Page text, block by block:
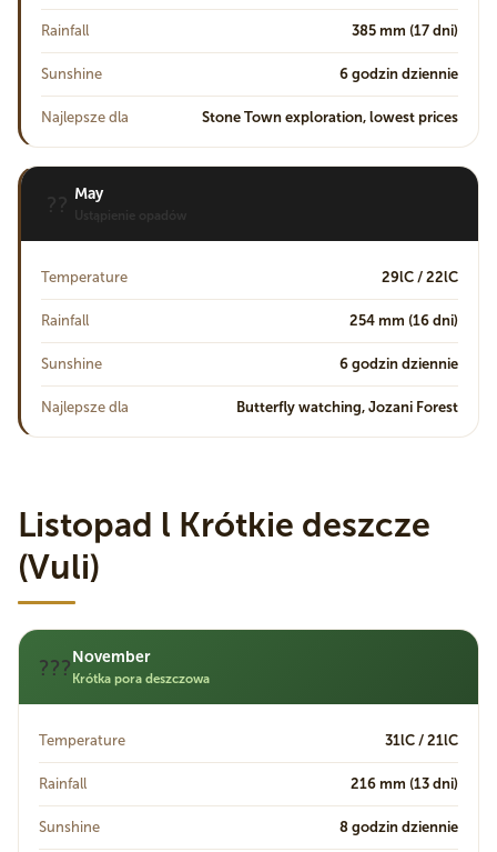
Rainfall 385 mm (17 dni)
Sunshine 6 godzin dziennie
Najlepsze dla Stone Town exploration, lowest prices
?? May
Ustąpienie opadów
Temperature 29lC / 22lC
Rainfall 254 mm (16 dni)
Sunshine 6 godzin dziennie
Najlepsze dla Butterfly watching, Jozani Forest
Listopad l Krótkie deszcze
(Vuli)
???November
Krótka pora deszczowa
Temperature 31lC / 21lC
Rainfall 216 mm (13 dni)
Sunshine 8 godzin dziennie